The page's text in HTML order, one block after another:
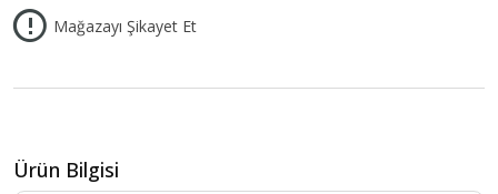
Mağazayı Şikayet Et
Ürün Bilgisi